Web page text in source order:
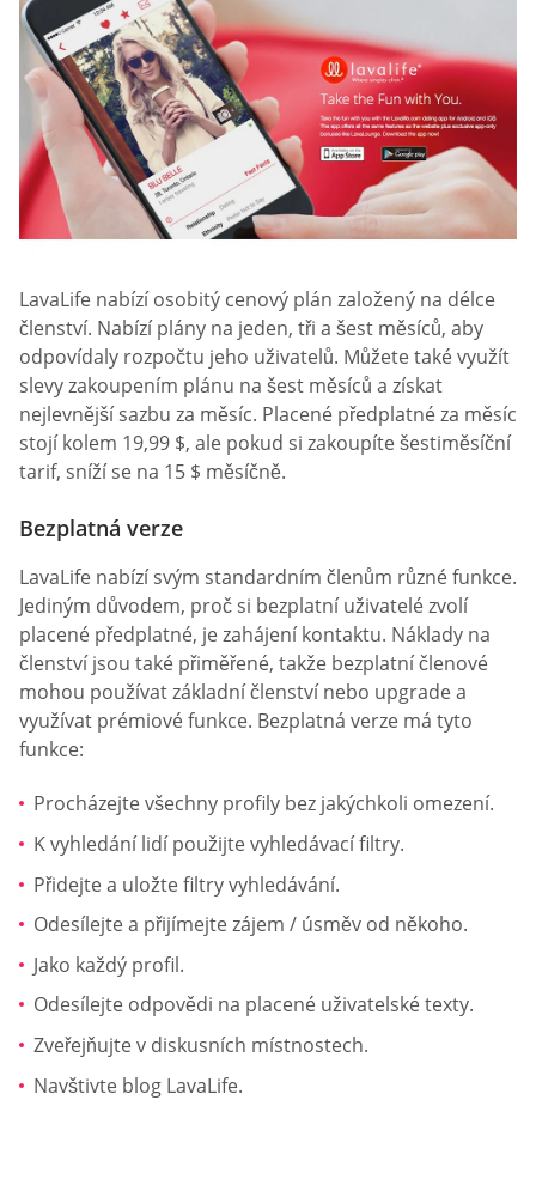
LavaLife nabízí osobitý cenový plán založený na délce
členství. Nabízí plány na jeden, tři a šest měsíců, aby
odpovídaly rozpočtu jeho uživatelů. Můžete také využít
slevy zakoupením plánu na šest měsíců a získat
nejlevnější sazbu za měsíc. Placené předplatné za měsíc
stojí kolem 19,99 $, ale pokud si zakoupíte šestiměsíční
tarif, sníží se na 15 $ měsíčně.
Bezplatná verze
LavaLife nabízí svým standardním členům různé funkce.
Jediným důvodem, proč si bezplatní uživatelé zvolí
placené předplatné, je zahájení kontaktu. Náklady na
členství jsou také přiměřené, takže bezplatní členové
mohou používat základní členství nebo upgrade a
využívat prémiové funkce. Bezplatná verze má tyto
funkce:
Procházejte všechny profily bez jakýchkoli omezení.
K vyhledání lidí použijte vyhledávací filtry.
Přidejte a uložte filtry vyhledávání.
Odesílejte a přijímejte zájem / úsměv od někoho.
Jako každý profil.
Odesílejte odpovědi na placené uživatelské texty.
Zveřejňujte v diskusních místnostech.
Navštivte blog LavaLife.